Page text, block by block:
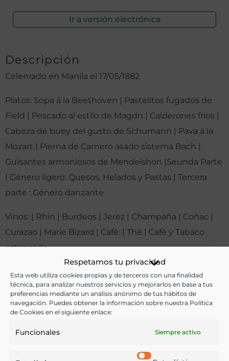
Respetamos tu privacidad
Esta web utiliza cookies propias y de terceros con una finalidad
técnica, para analizar nuestros servicios y mejorarlos en base a tus
preferencias mediante un análisis anónimo de tus hábitos de
navegación. Puedes obtener la información sobre nuestra Política
de Cookies en el siguiente enlace:
Funcionales Siempre activo
Ir a versión electrónica
Descripción
Celenrado en Manila el 17/05/1882
Platos: Sopa á la Beethoven | Pastelitos fugados de
Field | Pescado al estilo de Magdn | Calderones frios |
Cabeza de buey del gusto de Schumann | Pava á la
Mozart | Pierna de Carnero asado sistema Bach |
Guisantes armoniosos de Mendelshon |Seunda Parte
| Género ligero: Quesos, Helados y Pastas | Tercera
parte : Género danzante
Vinos: | Rhin | Burdeos | Jerez | Champaña | Coñac |
Curazao | Marie Bizard | Cafè: | Thé | Cafè y Tabaco
estancado
Otras ediciones:
Notas:
Ver más libros de estas materias: